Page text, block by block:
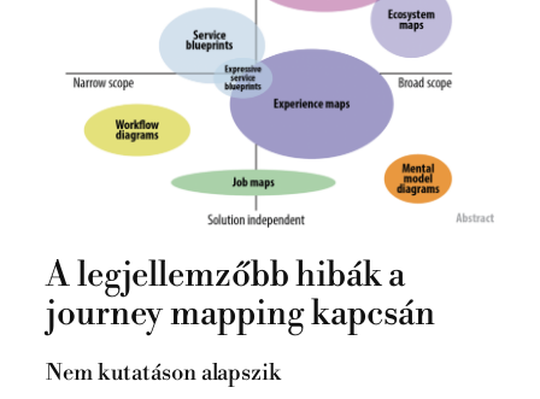
A legjellemzőbb hibák a
journey mapping kapcsán
Nem kutatáson alapszik